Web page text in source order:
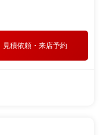
見積依頼・来店予約